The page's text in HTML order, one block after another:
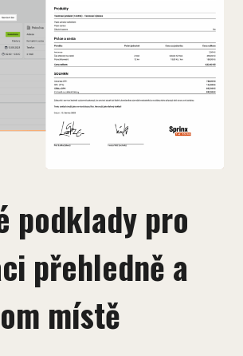
podklady pro
přehledně a
místě